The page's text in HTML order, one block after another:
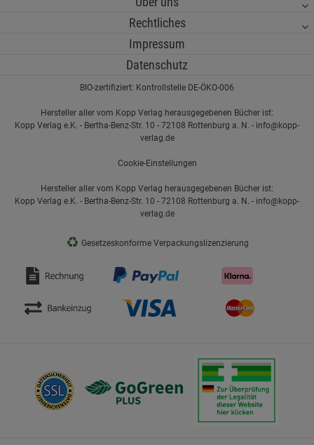
Rechtliches
Impressum
Datenschutz
BIO-zertifiziert: Kontrollstelle DE-ÖKO-006
Hersteller aller vom Kopp Verlag herausgegebenen Bücher ist:
Kopp Verlag e.K. - Bertha-Benz-Str. 10 - 72108 Rottenburg a. N. - info@kopp-
verlag.de
Cookie-Einstellungen
Hersteller aller vom Kopp Verlag herausgegebenen Bücher ist:
Kopp Verlag e.K. - Bertha-Benz-Str. 10 - 72108 Rottenburg a. N. - info@kopp-
verlag.de
♻ Gesetzeskonforme Verpackungslizenzierung